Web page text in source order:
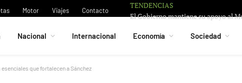
Motor Viajes Contacto
TENDENCIAS
Nacional Internacional Economía Sociedad
que fortalecen a Sánchez